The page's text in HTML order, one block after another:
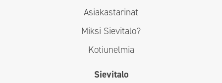
Asiakastarinat
Miksi Sievitalo?
Kotiunelmia
Sievitalo